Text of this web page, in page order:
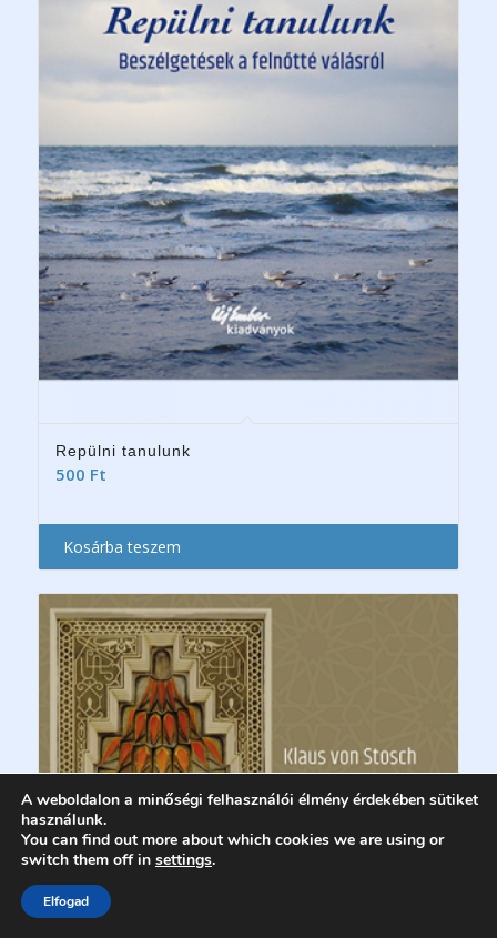
Repülni tanulunk
500 Ft
Kosárba teszem
A weboldalon a minőségi felhasználói élmény érdekében sütiket
használunk.
You can find out more about which cookies we are using or
switch them off in settings.
Elfogad